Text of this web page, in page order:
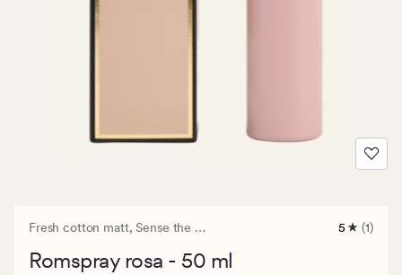
Fresh cotton matt,Sense the Moment
1
5 (1)
Romspray rosa - 50 ml